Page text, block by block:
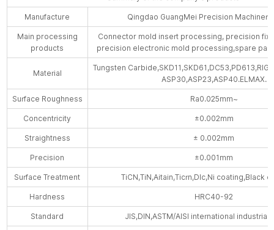
Manufacture Qingdao GuangMei Precision
Main processing
products
Connector mold insert processing, precision
precision electronic mold processing,spare
Material
Tungsten
ASP30,ASP23,ASP40.ELMAX.
Surface Roughness Ra0.025mm~
Concentricity ±0.002mm
Straightness ± 0.002mm
Precision ±0.001mm
Surface Treatment TiCN,TiN,Aitain,Ticrn,Dlc,Ni coating,Black
Hardness HRC40-92
Standard JIS,DIN,ASTM/AISI international industrial